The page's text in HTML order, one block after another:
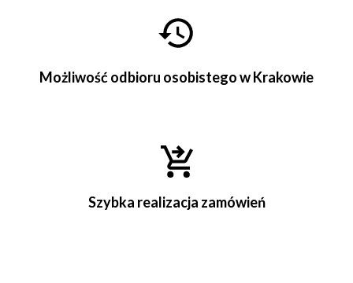
Możliwość odbioru osobistego w Krakowie
Szybka realizacja zamówień